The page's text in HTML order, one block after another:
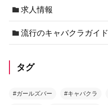
求人情報
流行のキャバクラガイド
タグ
#ガールズバー #キャバクラ